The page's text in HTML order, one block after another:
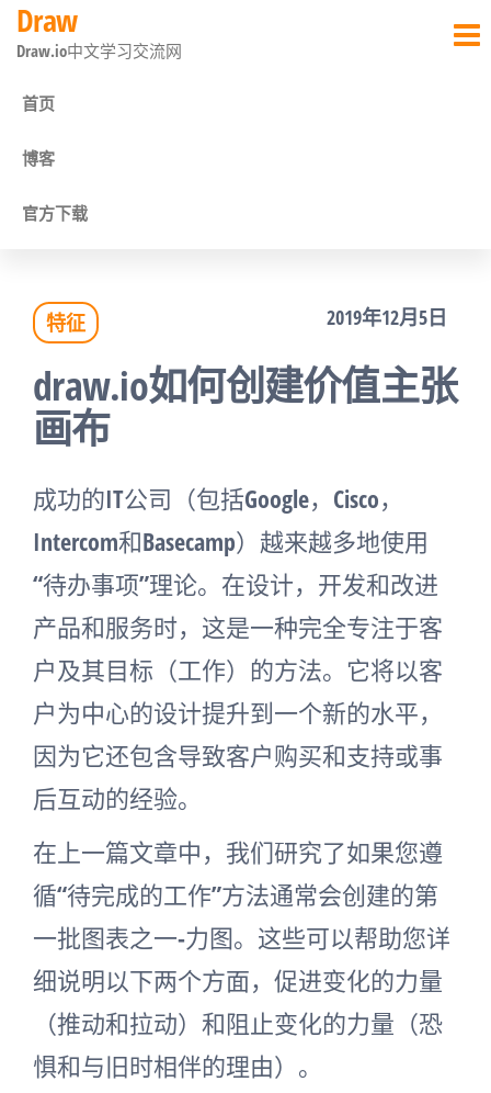
前
往
内
容
Draw
Draw.io中文学习交流网
首页
博客
官方下载
特征 2019年12月5日
draw.io如何创建价值主张
画布
成功的IT公司（包括Google，Cisco，
Intercom和Basecamp）越来越多地使用
“待办事项”理论。在设计，开发和改进
产品和服务时，这是一种完全专注于客
户及其目标（工作）的方法。它将以客
户为中心的设计提升到一个新的水平，
因为它还包含导致客户购买和支持或事
后互动的经验。
在上一篇文章中，我们研究了如果您遵
循“待完成的工作”方法通常会创建的第
一批图表之一-力图。这些可以帮助您详
细说明以下两个方面，促进变化的力量
（推动和拉动）和阻止变化的力量（恐
惧和与旧时相伴的理由）。